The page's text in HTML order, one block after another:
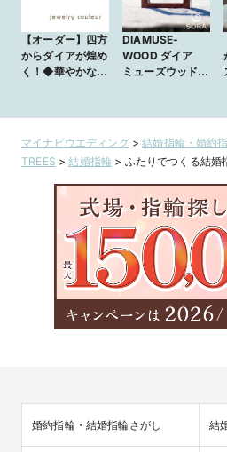
【オーダー】四方
からダイアが煌め
く！◆華やかなこ
DIAMUSE-
WOOD ダイア
ミューズウッド｜
マイナビウエディング>結婚指輪・婚約
TREES >結婚指輪 > ふたりでつくる結婚
婚約指輪・結婚指輪さがし 結